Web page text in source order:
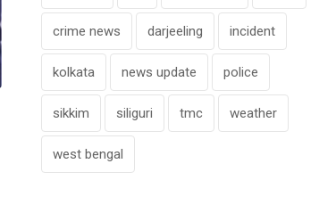
crime news darjeeling incident
kolkata news update police
sikkim siliguri tmc weather
west bengal